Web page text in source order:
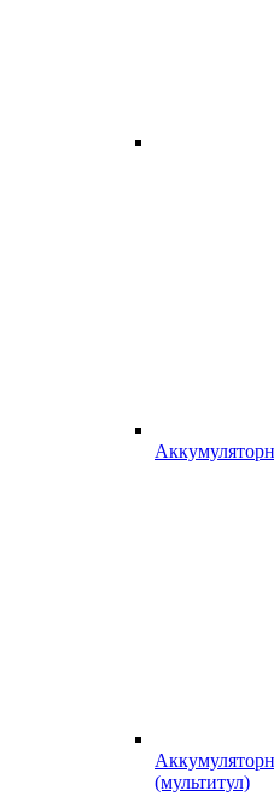
(мультитул)